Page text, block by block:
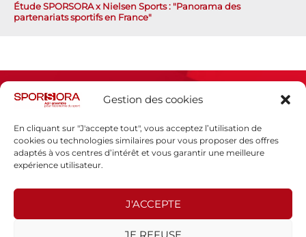
Gestion des cookies
En cliquant sur "J'accepte tout", vous acceptez l’utilisation de
cookies ou technologies similaires pour vous proposer des offres
adaptés à vos centres d’intérêt et vous garantir une meilleure
expérience utilisateur.
J'ACCEPTE
JE REFUSE
Étude SPORSORA x Nielsen Sports : "Panorama des
partenariats sportifs en France"
Espace presse
Politique de confidentialité
SPORSORA